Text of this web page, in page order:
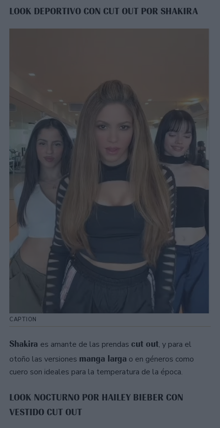
LOOK DEPORTIVO CON CUT OUT POR SHAKIRA
CAPTION
Shakira es amante de las prendas cut out, y para el
otoño las versiones manga larga o en géneros como
cuero son ideales para la temperatura de la época.
LOOK NOCTURNO POR HAILEY BIEBER CON
VESTIDO CUT OUT